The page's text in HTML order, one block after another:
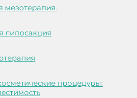
мезотерапия.
липосакция
процедуры: